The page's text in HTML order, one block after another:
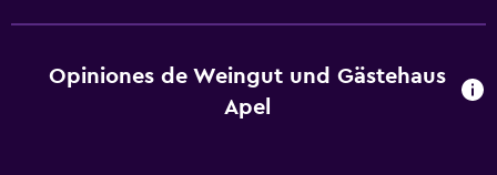
Wifi gratis
Wifi disponible en todas las instalaciones
Opiniones de Weingut und Gästehaus
Apel